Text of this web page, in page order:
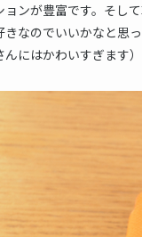
ンが豊富です。そして
きなのでいいかなと思
にはかわいすぎます）